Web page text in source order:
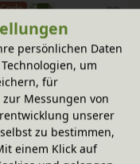
Babybett 60x120 cm
849,90 €
Komplett-Set
Set Paula Babybett
mit
persönlichen Daten
um
für
Messungen von
unserer
zu bestimmen,
einem Klick auf